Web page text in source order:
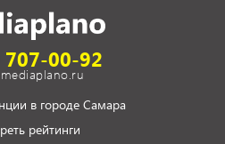
707-00-92
в городе Самара
рейтинги